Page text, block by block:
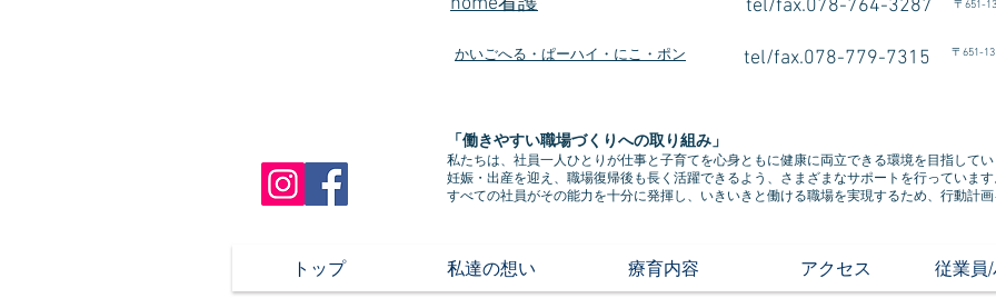
tel/fax.078-764-3287 〒 651-
かいごへる・ぱーハイ・にこ・ポン tel/fax.078-779-7315 〒 651-
「働きやすい職場づくりへの取り組み」
私たちは、社員一人ひとりが仕事と子育てを心身ともに健康に両立できる環境を目指して
妊娠・出産を迎え、職場復帰後も長く活躍できるよう、さまざまなサポートを行っていま
すべての社員がその能力を十分に発揮し、いきいきと働ける職場を実現するため、行動計
トップ 私達の想い 療育内容 アクセス 従業員